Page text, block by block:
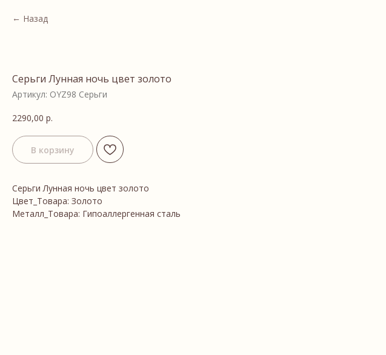
Назад
Серьги Лунная ночь цвет золото
Артикул: OYZ98 Серьги
2290,00 р.
В корзину
Серьги Лунная ночь цвет золото
Цвет_Товара: Золото
Металл_Товара: Гипоаллергенная сталь